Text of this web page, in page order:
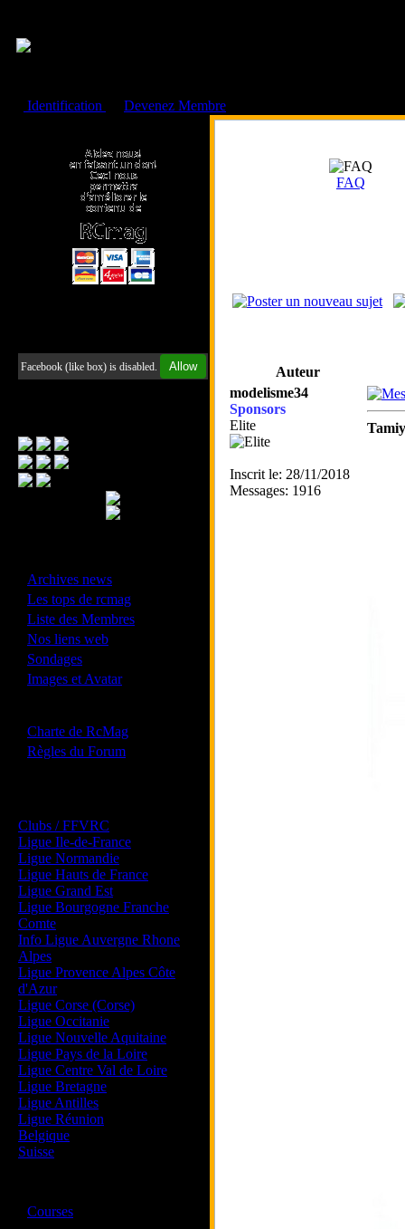
Identification
Devenez Membre
Facebook (like box) is disabled. Allow
Archives news
Les tops de rcmag
Liste des Membres
Nos liens web
Sondages
Images et Avatar
Charte de RcMag
Règles du Forum
Clubs / FFVRC
Ligue Ile-de-France
Ligue Normandie
Ligue Hauts de France
Ligue Grand Est
Ligue Bourgogne Franche
Comte
Info Ligue Auvergne Rhone
Alpes
Ligue Provence Alpes Côte
d'Azur
Ligue Corse (Corse)
Ligue Occitanie
Ligue Nouvelle Aquitaine
Ligue Pays de la Loire
Ligue Centre Val de Loire
Ligue Bretagne
Ligue Antilles
Ligue Réunion
Belgique
Suisse
Courses
FAQ
Auteur
modelisme34
Sponsors
Elite
Inscrit le: 28/11/2018
Messages: 1916